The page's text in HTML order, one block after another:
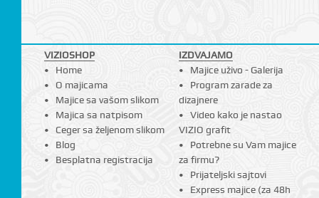
VIZIOSHOP
Home
O majicama
Majice sa vašom slikom
Majica sa natpisom
Ceger sa željenom slikom
Blog
Besplatna registracija
IZDVAJAMO
Majice uživo - Galerija
Program zarade za
dizajnere
Video kako je nastao
VIZIO grafit
Potrebne su Vam majice
za firmu?
Prijateljski sajtovi
Express majice (za 48h